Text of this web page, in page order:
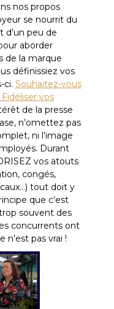
nos propos
se nourrit du
peu de
aborder
de la marque
définissiez vos
ci. Souhaitez-vous
vos
de la presse
n’omettez pas
ni l’image
Durant
vos atouts
congés,
tout doit y
que c’est
souvent des
concurrents ont
n’est pas vrai !